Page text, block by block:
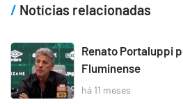
Notícias relacionadas
Renato Portaluppi
Fluminense
há 11 meses